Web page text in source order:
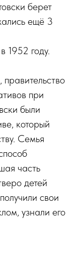
берет
ещё 3
1952 году.
при
были
который
Семья
часть
детей
свои
узнали его